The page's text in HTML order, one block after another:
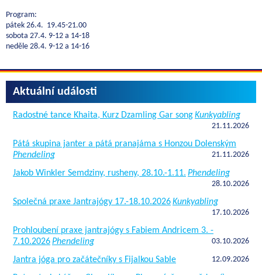
Program:
pátek 26.4. 19.45-21.00
sobota 27.4. 9-12 a 14-18
neděle 28.4. 9-12 a 14-16
Aktuální události
Radostné tance Khaita, Kurz Dzamling Gar songKunkyabling
21.11.2026
Pátá skupina janter a pátá pranajáma s Honzou Dolenským
Phendeling
21.11.2026
Jakob Winkler Semdziny, rusheny, 28.10.-1.11. Phendeling
28.10.2026
Společná praxe Jantrajógy 17.-18.10.2026Kunkyabling
17.10.2026
Prohloubení praxe jantrajógy s Fabiem Andricem 3. -
7.10.2026Phendeling 03.10.2026
Jantra jóga pro začátečníky s Fijalkou Sable 12.09.2026